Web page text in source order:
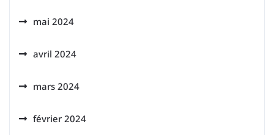
mai 2024
avril 2024
mars 2024
février 2024